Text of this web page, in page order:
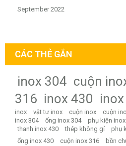
September 2022
CÁC THẺ GẮN
inox 304 cuộn
316 inox 430
inox
vật tư inox cuộn inox cuộn
inox 304
ống inox 304 phụ kiện inox
thanh inox 430
thép không gỉ phụ
ống inox 430
cuộn inox 316 bồn